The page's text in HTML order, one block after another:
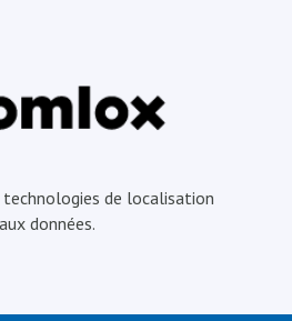
de localisation
données.